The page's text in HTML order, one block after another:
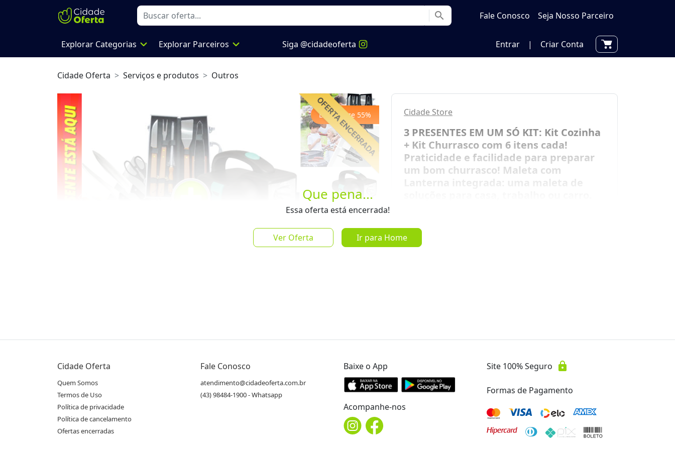
search Fale Conosco Seja Nosso Parceiro
Explorar Categorias expand_more Explorar Parceiros expand_more Siga @cidadeoferta Entrar | Criar Conta
Cidade Oferta Serviços e produtos Outros
Que pena...
Essa oferta está encerrada!
Ver Oferta Ir para Home
Economize 55%
Receba as novidades do Cidade Oferta no seu
Destaques & Regras
Kit Cozinha + Kit Churrasco:
Cidade Store
3 PRESENTES EM UM SÓ KIT: Kit Cozinha
+ Kit Churrasco com 6 itens cada!
Praticidade e facilidade para preparar
um bom churrasco! Maleta com
deR$ 199,90
Cidade Oferta
Quem Somos
Termos de Uso
Política de privacidade
Política de cancelamento
Ofertas encerradas
Fale Conosco
atendimento@cidadeoferta.com.br
(43) 98484-1900 - Whatsapp
Baixe o App
Acompanhe-nos
Site 100% Seguro lock
Formas de Pagamento